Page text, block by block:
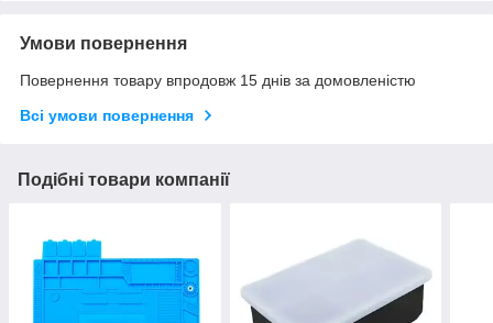
Умови повернення
Повернення товару впродовж 15 днів за домовленістю
Всі умови повернення
Подібні товари компанії